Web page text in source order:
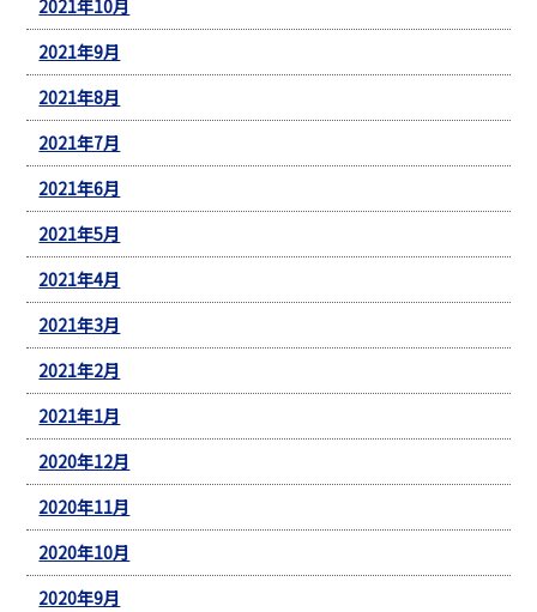
2021年10月
2021年9月
2021年8月
2021年7月
2021年6月
2021年5月
2021年4月
2021年3月
2021年2月
2021年1月
2020年12月
2020年11月
2020年10月
2020年9月